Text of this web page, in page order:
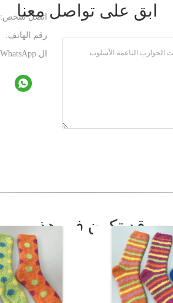
ابق على تواصل معنا
اتصل شخص:
رقم الهاتف:
ال WhatsApp:
قد تكون في هذه